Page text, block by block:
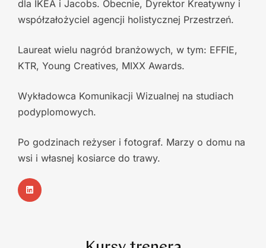
dla IKEA i Jacobs. Obecnie, Dyrektor Kreatywny i
współzałożyciel agencji holistycznej Przestrzeń.
Laureat wielu nagród branżowych, w tym: EFFIE,
KTR, Young Creatives, MIXX Awards.
Wykładowca Komunikacji Wizualnej na studiach
podyplomowych.
Po godzinach reżyser i fotograf. Marzy o domu na
wsi i własnej kosiarce do trawy.